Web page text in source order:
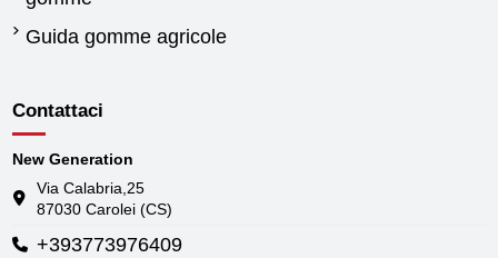
Guida gomme agricole
Contattaci
New Generation
Via Calabria,25
87030 Carolei (CS)
+393773976409